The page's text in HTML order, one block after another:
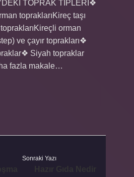
TOPRAK TİPLERİ❖
topraklarıKireç taşı
orman
ve çayır toprakları❖
Siyah topraklar
fazla makale…
Sonraki Yazı